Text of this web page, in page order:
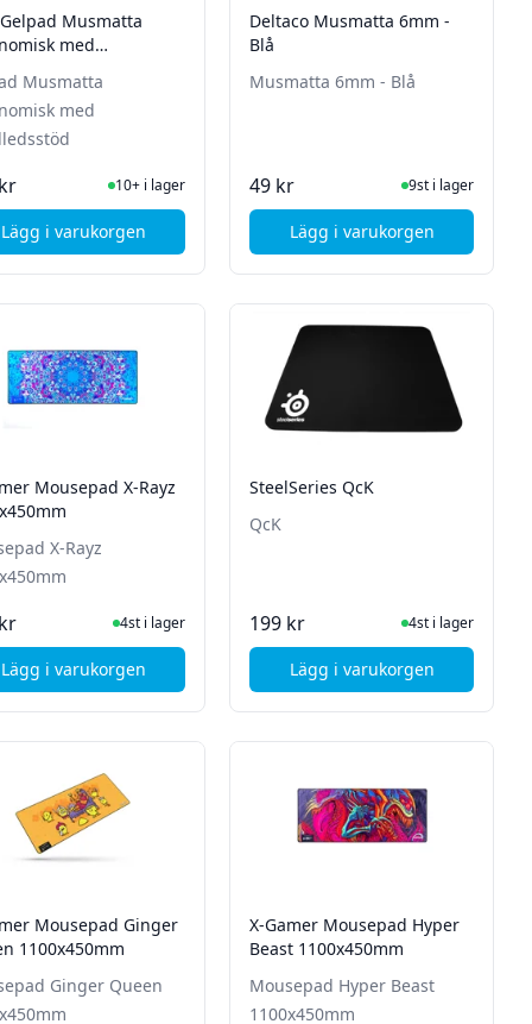
Musmatta
med
Musmatta
med
I Lager10+ i lager
Lägg i varukorgen, iiglo Gelpad Musmatta ergonomisk med handledsstöd
Deltaco Musmatta 6mm -
Blå
Musmatta 6mm - Blå
49 kr I Lager9st i lager
Lägg i varukorgen, Deltaco Musmatta
- Medium - Svart
Mousepad X-Rayz
X-Rayz
I Lager4st i lager
Lägg i varukorgen, X-Gamer Mousepad X-Rayz 1100x450mm
SteelSeries QcK
QcK
199 kr I Lager4st i lager
Lägg i varukorgen
, SteelSeries QcK
Mousepad Ginger
1100x450mm
Ginger Queen
X-Gamer Mousepad Hyper
Beast 1100x450mm
Mousepad Hyper Beast
1100x450mm